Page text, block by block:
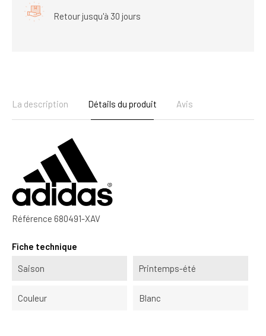
Retour jusqu'à 30 jours
La description Détails du produit Avis
Référence 680491-XAV
Fiche technique
Saison Printemps-été
Couleur Blanc